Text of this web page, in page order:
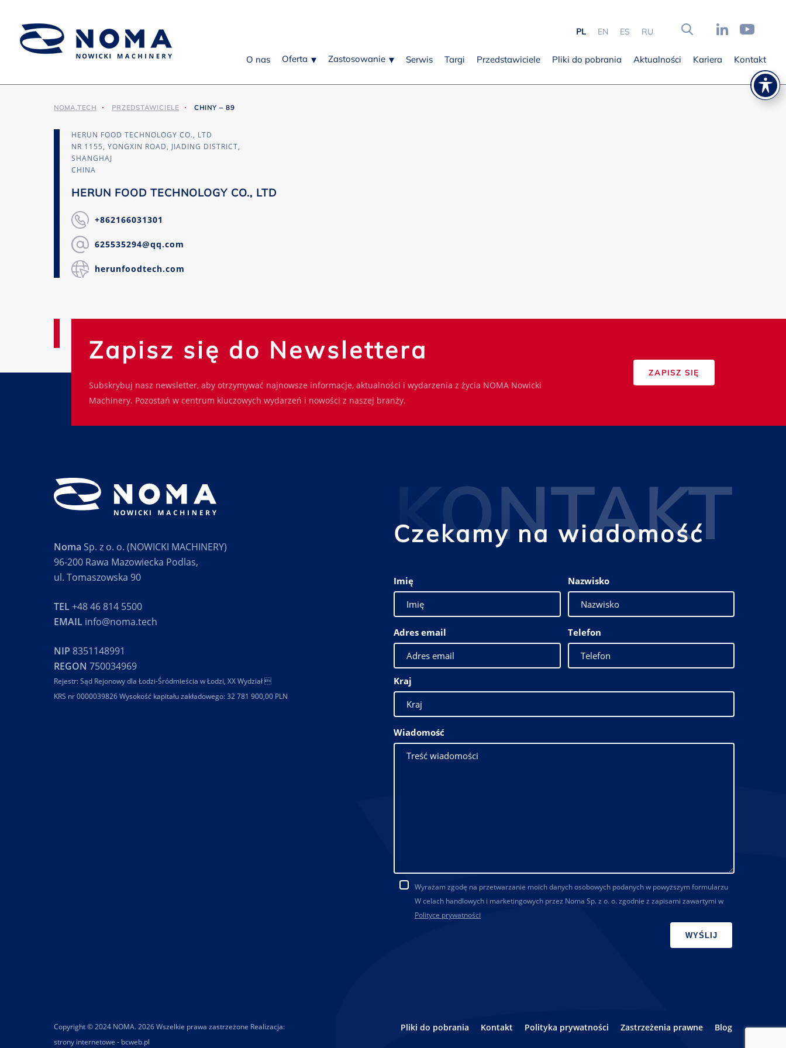
PL EN ES RU
O nas Oferta Zastosowanie Serwis Targi Przedstawiciele Pliki do pobrania Aktualności Kariera Kontakt
NOMA.TECH PRZEDSTAWICIELE CHINY – 89
HERUN FOOD TECHNOLOGY CO., LTD
NR 1155, YONGXIN ROAD, JIADING DISTRICT,
SHANGHAJ
CHINA
HERUN FOOD TECHNOLOGY CO., LTD
+862166031301
625535294@qq.com
herunfoodtech.com
Zapisz się do Newslettera
Subskrybuj nasz newsletter, aby otrzymywać najnowsze informacje, aktualności i wydarzenia z życia NOMA Nowicki
Machinery. Pozostań w centrum kluczowych wydarzeń i nowości z naszej branży.
ZAPISZ SIĘ
Noma Sp. z o. o. (NOWICKI MACHINERY)
96-200 Rawa Mazowiecka Podlas,
ul. Tomaszowska 90
TEL+48 46 814 5500
EMAIL info@noma.tech
NIP 8351148991
REGON 750034969
Rejestr: Sąd Rejonowy dla Łodzi-Śródmieścia w Łodzi, XX Wydział 
KRS nr 0000039826 Wysokość kapitału zakładowego: 32 781 900,00 PLN
KONTAKT
Czekamy na wiadomość
Imię Nazwisko
Adres email Telefon
Kraj
Wiadomość
Wyrażam zgodę na przetwarzanie moich danych osobowych podanych w powyższym formularzu
W celach handlowych i marketingowych przez Noma Sp. z o. o. zgodnie z zapisami zawartymi w
Polityce prywatności
Copyright © 2024 NOMA. 2026 Wszelkie prawa zastrzeżone Realizacja:
strony internetowe - bcweb.pl
Pliki do pobrania Kontakt Polityka prywatności Zastrzeżenia prawne Blog